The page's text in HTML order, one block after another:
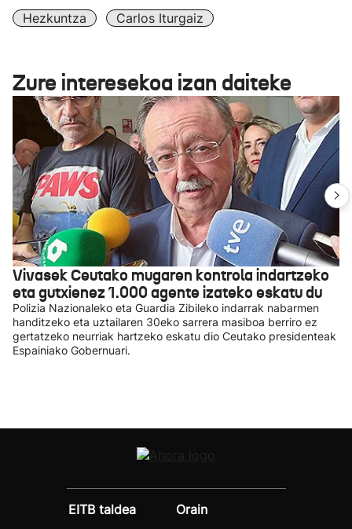
Hezkuntza
Carlos Iturgaiz
Zure interesekoa izan daiteke
Vivasek Ceutako mugaren kontrola indartzeko
eta gutxienez 1.000 agente izateko eskatu du
Polizia Nazionaleko eta Guardia Zibileko indarrak nabarmen
handitzeko eta uztailaren 30eko sarrera masiboa berriro ez
gertatzeko neurriak hartzeko eskatu dio Ceutako presidenteak
Espainiako Gobernuari.
EITB taldea
Orain